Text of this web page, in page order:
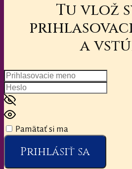
Tu vlož
a
Pamätať si ma
Prihlásiť sa